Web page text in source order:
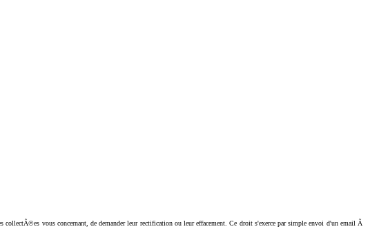
vous concernant, de demander leur rectification ou leur effacement. Ce droit s'exerce par simple envoi d'un email Ã